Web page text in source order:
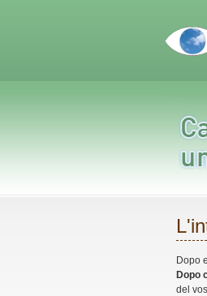
Dopo
Dopo
del